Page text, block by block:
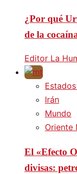
¿Por qué
de la
Editor La
Irán
Mundo
Oriente
El «Efecto
divisas: